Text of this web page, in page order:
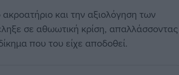
και την αξιολόγηση των
σε αθωωτική κρίση, απαλλάσσοντας
που του είχε αποδοθεί.